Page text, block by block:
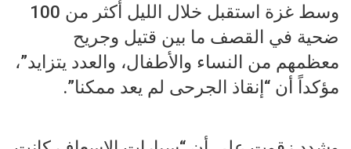
وسط غزة استقبل خلال الليل أكثر من 100
ضحية في القصف ما بين قتيل وجريح
معظمهم من النساء والأطفال، والعدد يتزايد”،
مؤكداً أن “إنقاذ الجرحى لم يعد ممكنا”.